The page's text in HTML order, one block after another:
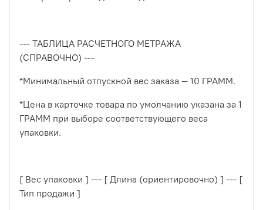
--- ТАБЛИЦА РАСЧЕТНОГО МЕТРАЖА
(СПРАВОЧНО) ---
*Минимальный отпускной вес заказа — 10 ГРАММ.
*Цена в карточке товара по умолчанию указана за 1
ГРАММ при выборе соответствующего веса
упаковки.
[ Вес упаковки ] --- [ Длина (ориентировочно) ] --- [
Тип продажи ]